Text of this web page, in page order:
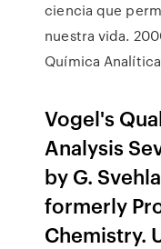
ciencia que
nuestra vida.
Química
Vogel's
Analysis
by G.
formerly
Chemistry.